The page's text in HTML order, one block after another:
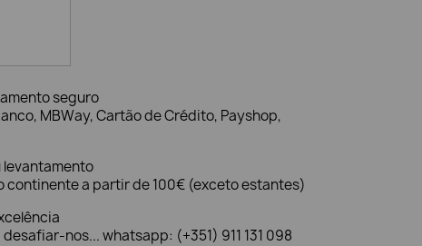
seguro
MBWay, Cartão de Crédito, Payshop,
continente a partir de 100€ (exceto estantes)
desafiar-nos... whatsapp: (+351) 911 131 098